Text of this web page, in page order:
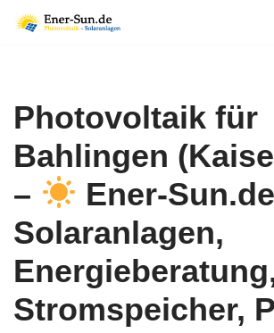
Photovoltaik für
Bahlingen
–
Ener-
Solaranlagen,
Stromspeicher,